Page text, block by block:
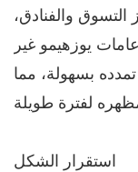
التسوق والفنادق،
يوزهيمو غير
بسهولة، مما
استقرار الشكل